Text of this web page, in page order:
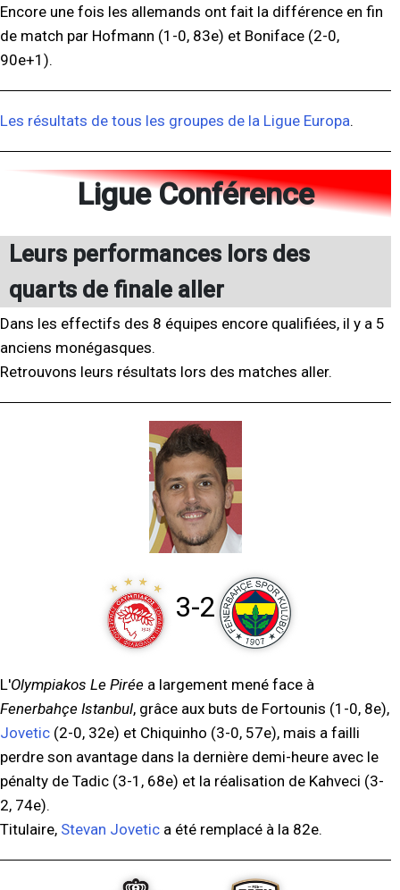
Encore une fois les allemands ont fait la différence en fin
de match par Hofmann (1-0, 83e) et Boniface (2-0,
90e+1).
Les résultats de tous les groupes de la Ligue Europa.
Ligue Conférence
Leurs performances lors des
quarts de finale aller
Dans les effectifs des 8 équipes encore qualifiées, il y a 5
anciens monégasques.
Retrouvons leurs résultats lors des matches aller.
3-2
L'Olympiakos Le Pirée a largement mené face à
Fenerbahçe Istanbul, grâce aux buts de Fortounis (1-0, 8e),
Jovetic (2-0, 32e) et Chiquinho (3-0, 57e), mais a failli
perdre son avantage dans la dernière demi-heure avec le
pénalty de Tadic (3-1, 68e) et la réalisation de Kahveci (3-
2, 74e).
Titulaire, Stevan Jovetic a été remplacé à la 82e.